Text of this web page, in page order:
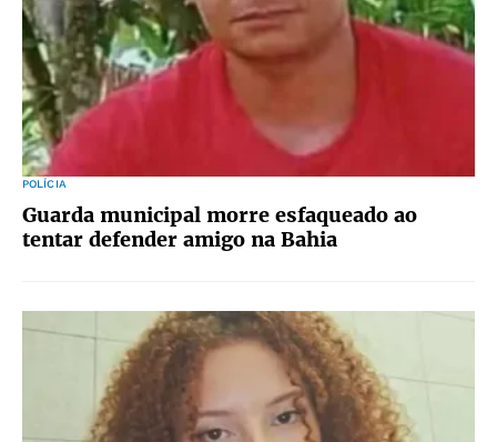
POLÍCIA
Guarda municipal morre esfaqueado ao
tentar defender amigo na Bahia